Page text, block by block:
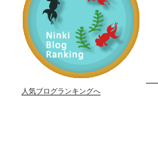
人気ブログランキングへ